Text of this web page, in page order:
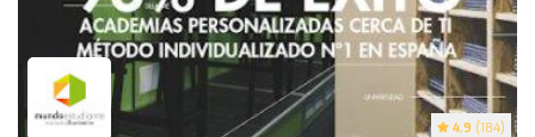
4.9 (184)